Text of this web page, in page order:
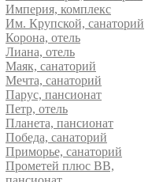
Империя, комплекс
Им. Крупской, санаторий
Корона, отель
Лиана, отель
Маяк, санаторий
Мечта, санаторий
Парус, пансионат
Петр, отель
Планета, пансионат
Победа, санаторий
Приморье, санаторий
Прометей плюс ВВ,